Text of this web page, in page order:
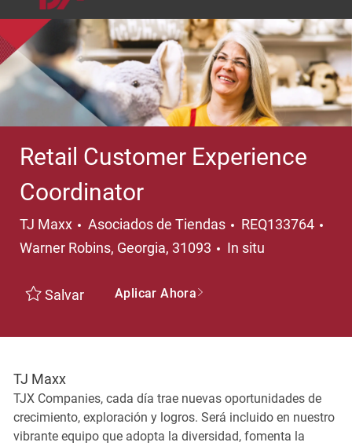
Retail Customer Experience
Coordinator
TJ Maxx Categoría
Asociados de Tiendas REQ133764
Warner Robins, Georgia, 31093
In situ
Salvar Aplicar Ahora
TJ Maxx
TJX Companies, cada día trae nuevas oportunidades de
crecimiento, exploración y logros. Será incluido en nuestro
vibrante equipo que adopta la diversidad, fomenta la